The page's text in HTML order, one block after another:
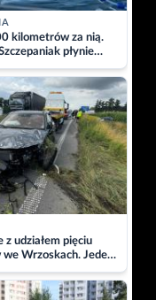
kilometrów za nią.
płynie
dla Piotra.
z udziałem pięciu
we Wrzoskach. Jeden
zabrany w